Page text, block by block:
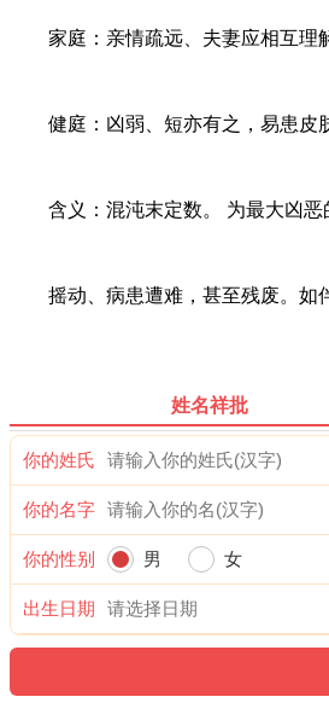
家庭：亲情疏远、夫妻应相互理解
健庭：凶弱、短亦有之，易患皮肤
含义：混沌末定数。 为最大凶恶
摇动、病患遭难，甚至残废。如伴
姓名祥批
你的姓氏
你的名字
你的性别 男 女
出生日期